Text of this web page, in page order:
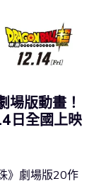
場版動畫！
日全國上映
》劇場版20作